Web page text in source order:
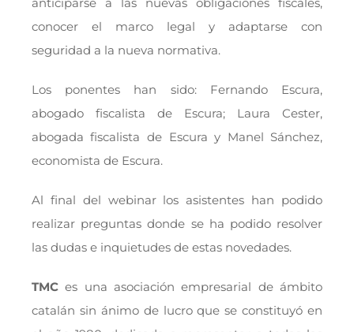
conocer el marco legal y adaptarse con
seguridad a la nueva normativa.
Los ponentes han sido: Fernando Escura,
abogado fiscalista de Escura; Laura Cester,
abogada fiscalista de Escura y Manel Sánchez,
economista de Escura.
Al final del webinar los asistentes han podido
realizar preguntas donde se ha podido resolver
las dudas e inquietudes de estas novedades.
TMCes una asociación empresarial de ámbito
catalán sin ánimo de lucro que se constituyó en